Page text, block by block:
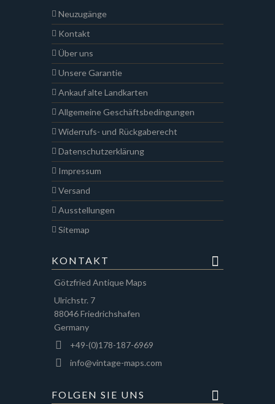
Neuzugänge
Kontakt
Über uns
Unsere Garantie
Ankauf alte Landkarten
Allgemeine Geschäftsbedingungen
Widerrufs- und Rückgaberecht
Datenschutzerklärung
Impressum
Versand
Ausstellungen
Sitemap
KONTAKT
Götzfried Antique Maps
Ulrichstr. 7
88046 Friedrichshafen
Germany
+49-(0)178-187-6969
info@vintage-maps.com
FOLGEN SIE UNS